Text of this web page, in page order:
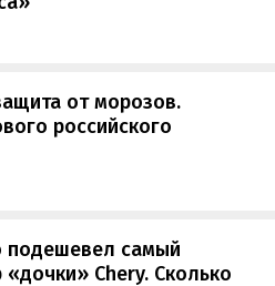
от морозов.
российского
подешевел самый
Chery. Сколько